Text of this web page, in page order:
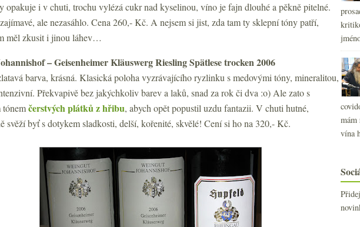
opakuje i v chuti, trochu vylézá cukr nad kyselinou, víno je fajn dlouhé a pěkně pitelné.
ale nezasáhlo. Cena 260,- Kč. A nejsem si jist, zda tam ty sklepní tóny patří,
měl zkusit i jinou láhev…
– Geisenheimer Kläuswerg Riesling Spätlese trocken 2006
barva, krásná. Klasická poloha vyzrávajícího ryzlinku s medovými tóny, mineralitou,
Překvapivě bez jakýchkoliv barev a laků, snad za rok či dva :o) Ale zato s
čerstvých plátků z hřibu, abych opět popustil uzdu fantazii. V chuti hutné,
svěží byť s dotykem sladkosti, delší, kořenité, skvělé! Cení si ho na 320,- Kč.
mám
vína